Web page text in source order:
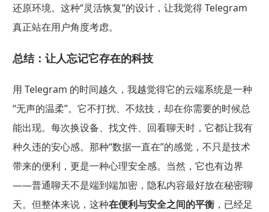
还原环境。这种“灵活恢复”的设计，让我觉得 Telegram
真正站在用户角度考虑。
总结：让人忘记它存在的科技
用 Telegram 的时间越久，我越觉得它的云端系统是一种
“无声的温柔”。它不打扰、不炫技，却在你需要的时候总
能出现。每次换设备、找文件、回看聊天时，它都让我有
种久违的安心感。那种“数据一直在”的感觉，不只是技术
带来的便利，更是一种心理安全感。当然，它也有边界
——普通聊天不是端到端加密，隐私内容最好放在秘密聊
天。但整体来说，这种在便利与安全之间的平衡，已经足